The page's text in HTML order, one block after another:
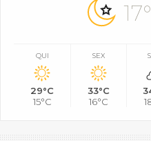
17°
QUI
29°C
15°C
SEX
33°C
16°C